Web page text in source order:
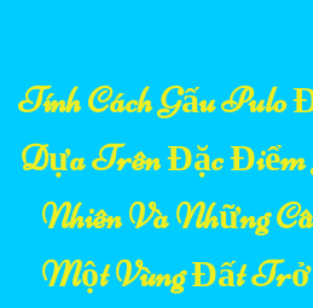
Tính Cách Gấu
Dựa Trên Đặc Điểm
Nhiên Và Những
Một Vùng Đất Trở